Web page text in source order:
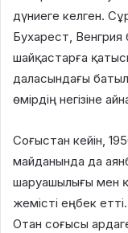
дүниеге келген.
Бухарест, Венгрия
шайқастарға
даласындағы
өмірдің негізіне
Соғыстан кейін,
майданында да
шаруашылығы мен
жемісті еңбек
Отан соғысы